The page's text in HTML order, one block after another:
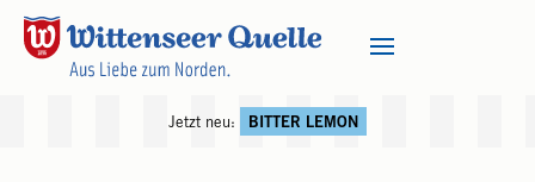
Jetzt neu: BITTER LEMON